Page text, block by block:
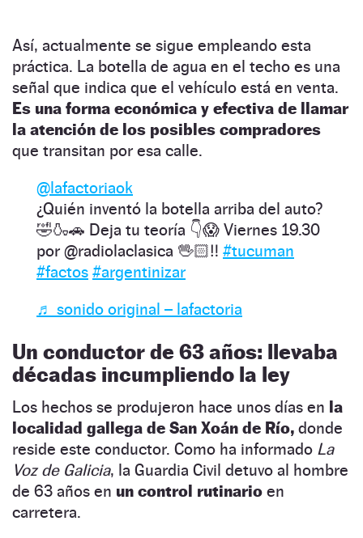
Así, actualmente se sigue empleando esta
práctica. La botella de agua en el techo es una
señal que indica que el vehículo está en venta.
Es una forma económica y efectiva de llamar
la atención de los posibles compradores
que transitan por esa calle.
@lafactoriaok
¿Quién inventó la botella arriba del auto?
🤣🍶🚗 Deja tu teoría 👇😱 Viernes 19.30
por @radiolaclasica 🖖🏻‼️ #tucuman
#factos #argentinizar
♬ sonido original – lafactoria
Un conductor de 63 años: llevaba
décadas incumpliendo la ley
Los hechos se produjeron hace unos días en la
localidad gallega de San Xoán de Río, donde
reside este conductor. Como ha informado La
Voz de Galicia, la Guardia Civil detuvo al hombre
de 63 años en un control rutinario en
carretera.